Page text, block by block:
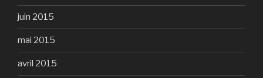
juin 2015
mai 2015
avril 2015